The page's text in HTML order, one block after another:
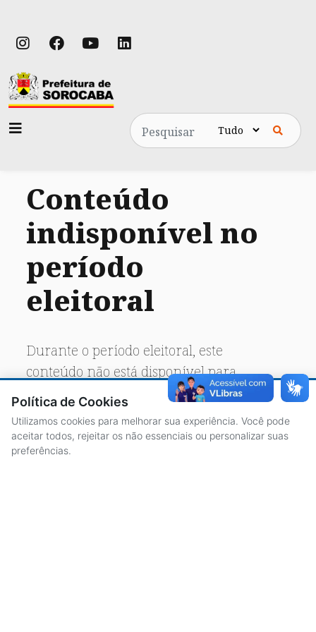
Pesquisa
Conteúdo
indisponível no
período
eleitoral
Durante o período eleitoral, este
conteúdo não está disponível para
acesso público.
Política de Cookies
Utilizamos cookies para melhorar sua experiência. Você pode
aceitar todos, rejeitar os não essenciais ou personalizar suas
preferências.